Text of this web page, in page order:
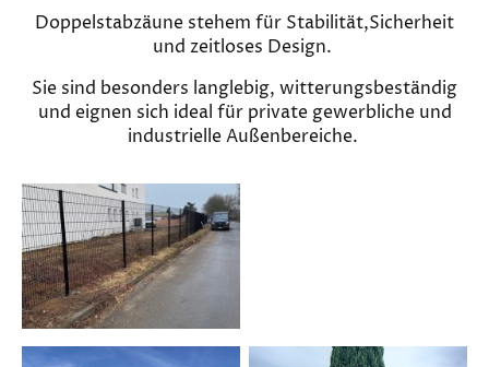
Doppelstabzäune stehem für Stabilität,Sicherheit
und zeitloses Design.
Sie sind besonders langlebig, witterungsbeständig
und eignen sich ideal für private gewerbliche und
industrielle Außenbereiche.